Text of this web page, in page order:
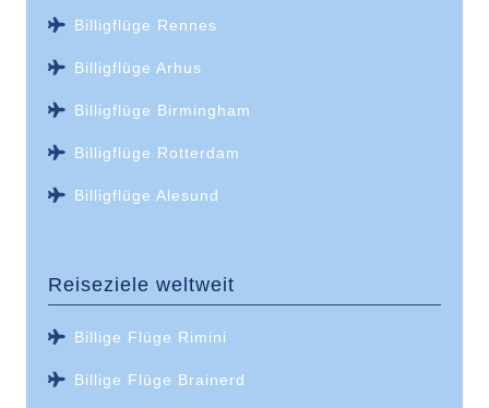
Billigflüge Rennes
Billigflüge Arhus
Billigflüge Birmingham
Billigflüge Rotterdam
Billigflüge Alesund
Reiseziele weltweit
Billige Flüge Rimini
Billige Flüge Brainerd